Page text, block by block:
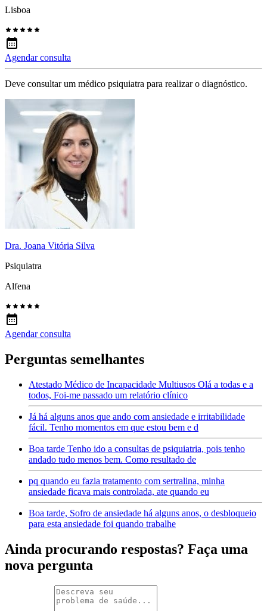
Lisboa
Agendar consulta
Deve consultar um médico psiquiatra para realizar o diagnóstico.
Dra. Joana Vitória Silva
Psiquiatra
Alfena
Agendar consulta
Perguntas semelhantes
Atestado Médico de Incapacidade Multiusos Olá a todas e a
todos, Foi-me passado um relatório clínico
Já há alguns anos que ando com ansiedade e irritabilidade
fácil. Tenho momentos em que estou bem e d
Boa tarde Tenho ido a consultas de psiquiatria, pois tenho
andado tudo menos bem. Como resultado de
pq quando eu fazia tratamento com sertralina, minha
ansiedade ficava mais controlada, ate quando eu
Boa tarde, Sofro de ansiedade há alguns anos, o desbloqueio
para esta ansiedade foi quando trabalhe
Ainda procurando respostas? Faça uma
nova pergunta